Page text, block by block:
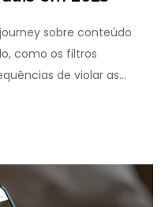
sobre conteúdo
como os filtros
de violar as
sem ser bloqueado.